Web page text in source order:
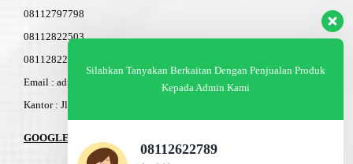
08112797798
08112822503
08112822603
Email : admin@am-baja.com
Kantor : Jl. Gatot Subroto 7b Semarang.
GOOGLE MAPS
Silahkan Tanyakan Berkaitan Dengan Penjualan Produk
Kepada Admin Kami
08112622789